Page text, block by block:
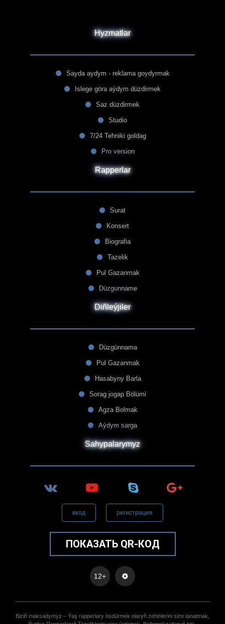
Hyzmatlar
Sayda aydym - reklama goydyrmak
Islege göra aýdym düzdirmek
Saz düzdirmek
Studio
7/24 Tehniki goldag
Pro version
Rapperlar
Surat
Konsert
Biografia
Tazelik
Pul Gazanmak
Düzgunname
Diñleýjiler
Düzgünnama
Pul Gazanmak
Hasabyny Barla
Sorag jogap Bölümi
Agza Bolmak
Aýdym sarga
Sahypalarymyz
вход регистрация
ПОКАЗАТЬ QR-КОД
12+
Biziñ maksadymyz – Ýaş rapperlary ösdürmek olaryñ zehinlerini size tanatmak,